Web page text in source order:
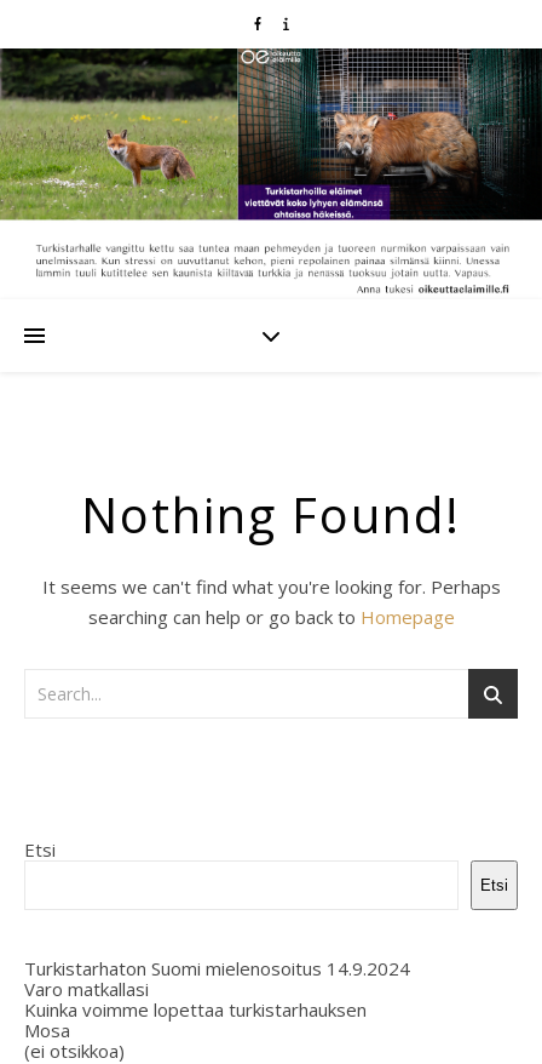
Nothing Found!
It seems we can't find what you're looking for. Perhaps
searching can help or go back to Homepage
Etsi
Etsi
Turkistarhaton Suomi mielenosoitus 14.9.2024
Varo matkallasi
Kuinka voimme lopettaa turkistarhauksen
Mosa
(ei otsikkoa)